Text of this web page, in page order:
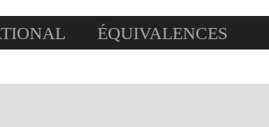
ÉQUIVALENCES